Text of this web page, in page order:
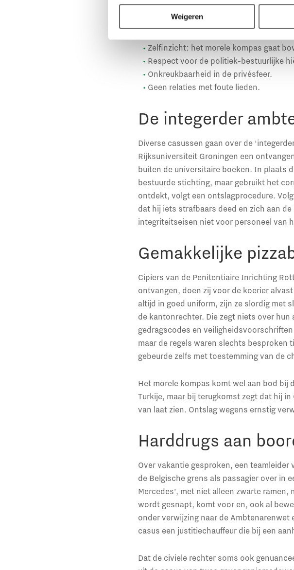
Weigeren
goedambtenaarschap toeziet op een
besluitvorming. Niet naleven kan
Zelfinzicht: het morele kompas gaat
Respect voor de politiek-bestuurlijke
Onkreukbaarheid in de privésfeer.
Geen relaties met foute lieden.
De integerder
Diverse casussen gaan over de
Rijksuniversiteit Groningen een
buiten de universitaire boeken. In plaats
bestuurde stichting, maar gebruikt het
ontdekt, volgt een ontslagprocedure.
dat hij iets strafbaars deed en zich aan
integriteitseisen niet voor personeel van
Gemakkelijke
Cipiers van de Penitentiaire Inrichting
ontvangen, doen zij voor de koerier
altijd in goed uniform, zijn ze slordig met
de kantonrechter. Die zegt niets over
gedragscodes en
maar de regels waren slechts besproken
gebeurde zelfs met toestemming van de
Het morele kompas komt wel aan bod bij
Turkije, maar bij terugkomst zegt dat hij
van laat zien. Ontslag wegens ernstig
Harddrugs aan
Over vakantie gesproken, een
de Belgische grens als passagier over in
Mercedes’, met niet alleen zwarte
wordt gesnapt, komt voor en, ook al
onder verwijzing naar de
casus een justitiechauffeur die bij een
Dat de civiele rechter soms ook